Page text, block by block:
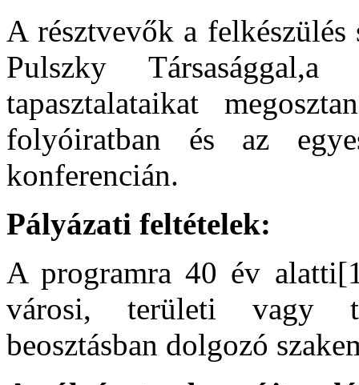
A résztvevők a
Pulszky
tapasztalataikat
folyóiratban és az
konferencián.
Pályázati feltételek:
A programra 40 év
városi, területi vagy
beosztásban dolgozó